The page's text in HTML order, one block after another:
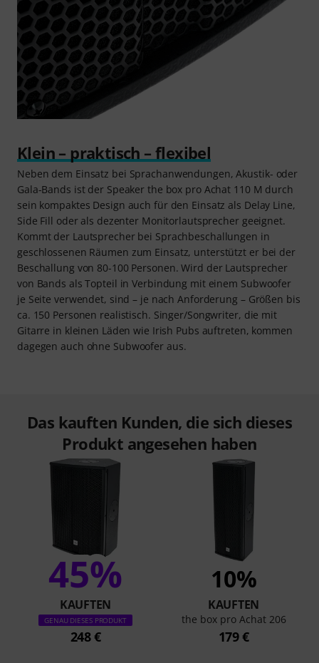
Klein – praktisch – flexibel
Neben dem Einsatz bei Sprachanwendungen, Akustik- oder
Gala-Bands ist der Speaker the box pro Achat 110 M durch
sein kompaktes Design auch für den Einsatz als Delay Line,
Side Fill oder als dezenter Monitorlautsprecher geeignet.
Kommt der Lautsprecher bei Sprachbeschallungen in
geschlossenen Räumen zum Einsatz, unterstützt er bei der
Beschallung von 80-100 Personen. Wird der Lautsprecher
von Bands als Topteil in Verbindung mit einem Subwoofer
je Seite verwendet, sind – je nach Anforderung – Größen bis
ca. 150 Personen realistisch. Singer/Songwriter, die mit
Gitarre in kleinen Läden wie Irish Pubs auftreten, kommen
dagegen auch ohne Subwoofer aus.
Das kauften Kunden, die sich dieses
Produkt angesehen haben
45%
KAUFTEN
GENAU DIESES PRODUKT
248 €
10%
KAUFTEN
the box pro Achat 206
179 €